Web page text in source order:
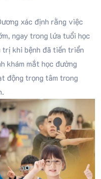
xác định rằng việc
ngay trong lứa tuổi học
khi bệnh đã tiến triển
khám mắt học đường
động trọng tâm trong